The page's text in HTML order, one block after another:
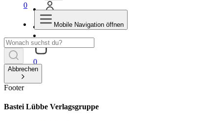
0
0
Mobile Navigation öffnen
Abbrechen
Footer
Bastei Lübbe Verlagsgruppe